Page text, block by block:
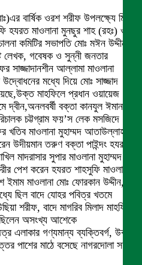
বার্ষিক ওরশ শরীফ উপলক্ষ্যে মিলাদ
মাওলানা মুনছুর শাহ (রহঃ) ওরশ
কমিটির সভাপতি মোঃ মঈন উদ্দীন
লেখক, গবেষক ও সুন্নী জনতার
সাজ্জাদানশীন আল্লামা মাওলানা
মধ্যে দিয়ে মোঃ সাজ্জাদ
মাহফিলে প্রধান ওয়ায়েজ
দ্বীন,অনলবর্ষী বক্তা কানযুল ঈমান
চট্টগ্রাম ফয়’স লেক মসজিদে
খতিব মাওলানা মুহাম্মদ আতাউল্লাহ
উদীয়মান তরুণ বক্তা পাইন্দং হযরত
মাদরাসার সুপার মাওলানা মুহাম্মদ
করেন হযরত শাহসুফি মাওলানা
মাওলানা মোঃ ফোরকান উদ্দীন,
ছিল বাদে যোহর পবিত্র খতমে
শরীফ, বাদে মাগরিব মিলাদ মাহফিল
অসংখ্য আশেকে
এলাকার গণ্যমান্য ব্যক্তিবর্গ, উক্ত
পাশের মাঠে বসেছে নাগরদোলা সহ